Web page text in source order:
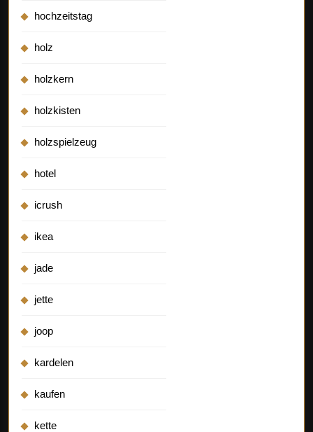
hochzeitstag
holz
holzkern
holzkisten
holzspielzeug
hotel
icrush
ikea
jade
jette
joop
kardelen
kaufen
kette